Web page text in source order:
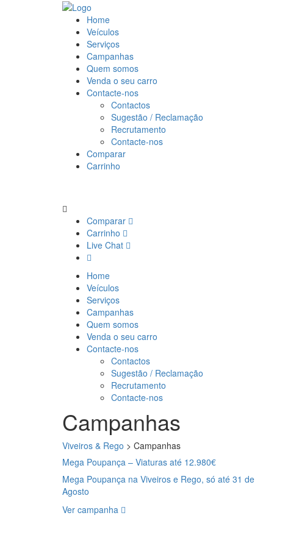
Home
Veículos
Serviços
Campanhas
Quem somos
Venda o seu carro
Contacte-nos
Contactos
Sugestão / Reclamação
Recrutamento
Contacte-nos
Comparar
Carrinho
Comparar
Carrinho
Live Chat
Home
Veículos
Serviços
Campanhas
Quem somos
Venda o seu carro
Contacte-nos
Contactos
Sugestão / Reclamação
Recrutamento
Contacte-nos
Campanhas
Viveiros & Rego > Campanhas
Mega Poupança – Viaturas até 12.980€
Mega Poupança na Viveiros e Rego, só até 31 de
Agosto
Ver campanha